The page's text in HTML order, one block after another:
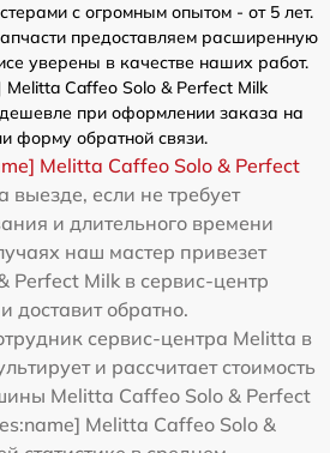
с огромным опытом - от 5 лет.
предоставляем расширенную
уверены в качестве наших работ.
Melitta Caffeo Solo & Perfect Milk
при оформлении заказа на
форму обратной связи.
Melitta Caffeo Solo & Perfect
выезде, если не требует
и длительного времени
наш мастер привезет
Perfect Milk в сервис-центр
доставит обратно.
сервис-центра Melitta в
и рассчитает стоимость
Melitta Caffeo Solo & Perfect
Melitta Caffeo Solo &